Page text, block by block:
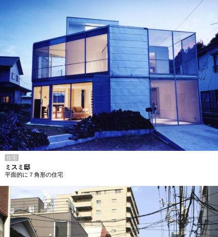
住宅
ミスミ邸
平面的に７角形の住宅